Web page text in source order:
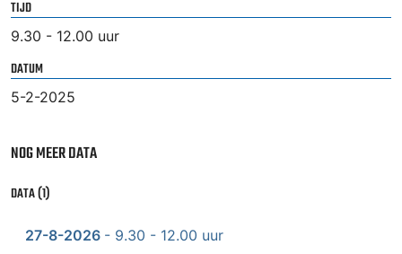
TIJD
9.30 - 12.00 uur
DATUM
5-2-2025
NOG MEER DATA
DATA (1)
27-8-2026 - 9.30 - 12.00 uur